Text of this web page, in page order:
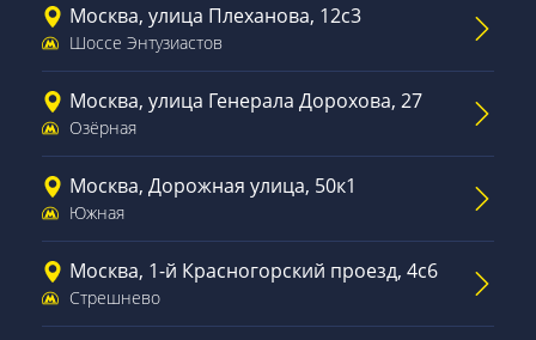
Москва, улица Плеханова, 12с3
Шоссе Энтузиастов
Москва, улица Генерала Дорохова, 27
Озёрная
Москва, Дорожная улица, 50к1
Южная
Москва, 1-й Красногорский проезд, 4с6
Стрешнево